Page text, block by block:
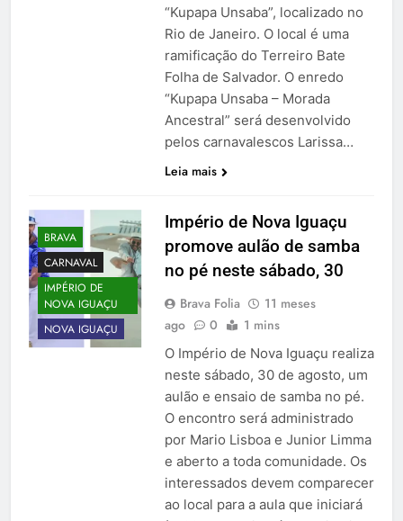
“Kupapa Unsaba”, localizado no
Rio de Janeiro. O local é uma
ramificação do Terreiro Bate
Folha de Salvador. O enredo
“Kupapa Unsaba – Morada
Ancestral” será desenvolvido
pelos carnavalescos Larissa…
Leia mais
BRAVA
CARNAVAL
IMPÉRIO DE
NOVA IGUAÇU
NOVA IGUAÇU
Império de Nova Iguaçu
promove aulão de samba
no pé neste sábado, 30
Brava Folia
11 meses
ago
0 1 mins
O Império de Nova Iguaçu realiza
neste sábado, 30 de agosto, um
aulão e ensaio de samba no pé.
O encontro será administrado
por Mario Lisboa e Junior Limma
e aberto a toda comunidade. Os
interessados devem comparecer
ao local para a aula que iniciará